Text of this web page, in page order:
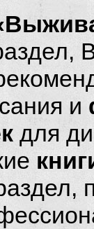
и
для